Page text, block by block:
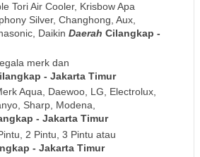
Tori Air Cooler, Krisbow Apa
Silver, Changhong, Aux,
Daikin Daerah Cilangkap -
merk dan
- Jakarta Timur
Aqua, Daewoo, LG, Electrolux,
Sharp, Modena,
- Jakarta Timur
2 Pintu, 3 Pintu atau
- Jakarta Timur